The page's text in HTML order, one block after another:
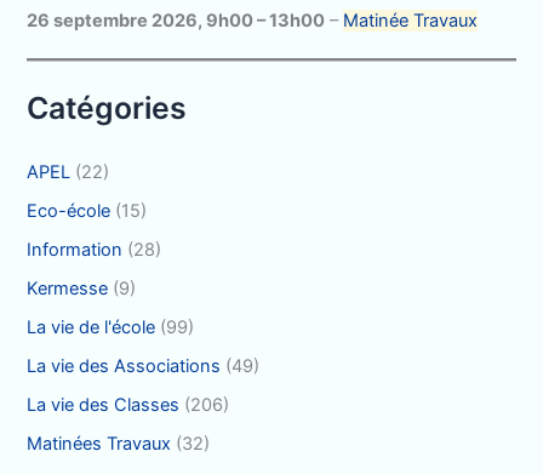
h
26 septembre 2026, 9h00–13h00 – Matinée Travaux
Catégories
APEL (22)
Eco-école (15)
Information (28)
Kermesse (9)
La vie de l'école (99)
La vie des Associations (49)
La vie des Classes (206)
Matinées Travaux (32)